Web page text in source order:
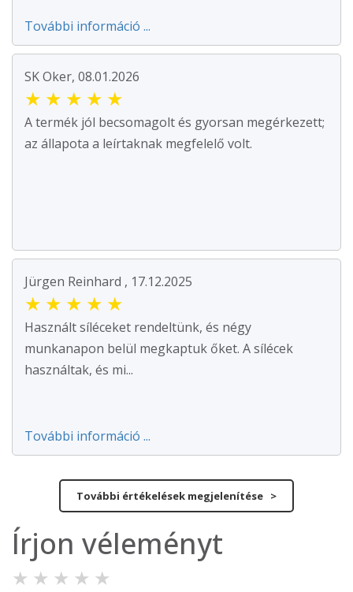
További információ ...
SK Oker, 08.01.2026
★ ★ ★ ★ ★
A termék jól becsomagolt és gyorsan megérkezett;
az állapota a leírtaknak megfelelő volt.
Jürgen Reinhard , 17.12.2025
★ ★ ★ ★ ★
Használt síléceket rendeltünk, és négy
munkanapon belül megkaptuk őket. A sílécek
használtak, és mi...
További információ ...
További értékelések megjelenítése >
Írjon véleményt
★ ★ ★ ★ ★